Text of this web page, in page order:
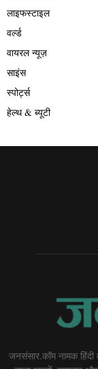
लाइफस्टाइल
वर्ल्ड
वायरल न्यूज़
साइंस
स्पोर्ट्स
हेल्थ & ब्यूटी
जनसंसार.कॉम नामक